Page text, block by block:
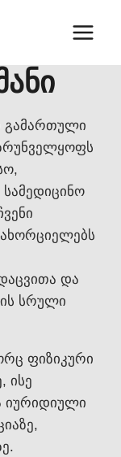
გამართული
და
სრული
ფიზიკური
ისე
იურიდიული